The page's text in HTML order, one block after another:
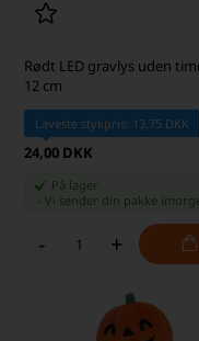
Rødt LED gravlys uden
12 cm
Laveste stykpris: 13,75 DKK
24,00 DKK
På lager
-Vi sender din pakke
- +